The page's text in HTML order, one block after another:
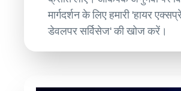
मार्गदर्शन के लिए हमारी 'हायर
डेवलपर सर्विसेज' की खोज करें।